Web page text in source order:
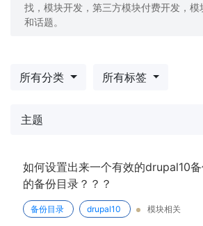
找，模块开发，第三方模块付费开发，
和话题。
所有分类 所有标签
主题
如何设置出来一个有效的drupal10
的备份目录？？？
备份目录 drupal10 模块相关